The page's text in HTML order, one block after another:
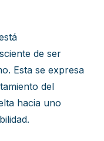
de ser
Esta se expresa
del
hacia uno